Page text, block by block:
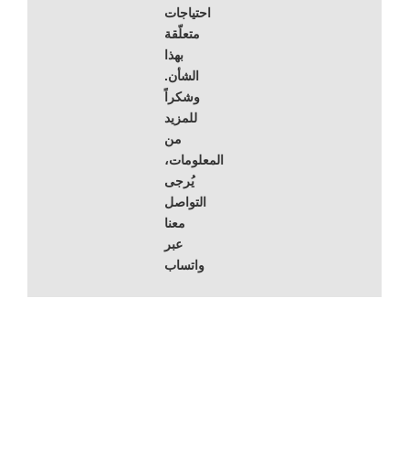
احتياجات
متعلّقة
بهذا
الشأن.
للمزيد
من
المعلومات،
يُرجى
التواصل
معنا
عبر
واتساب